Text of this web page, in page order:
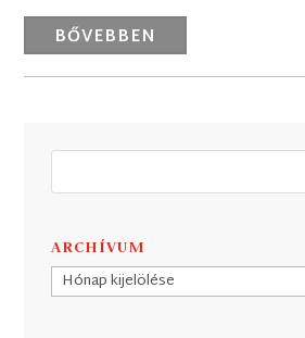
BŐVEBBEN
ARCHÍVUM
Archívum